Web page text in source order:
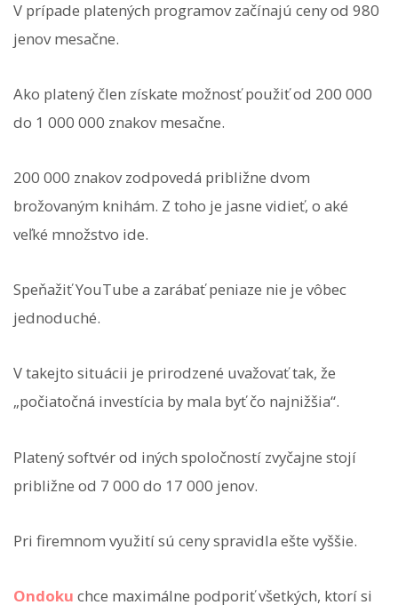
V prípade platených programov začínajú ceny od 980
jenov mesačne.
Ako platený člen získate možnosť použiť od 200 000
do 1 000 000 znakov mesačne.
200 000 znakov zodpovedá približne dvom
brožovaným knihám. Z toho je jasne vidieť, o aké
veľké množstvo ide.
Speňažiť YouTube a zarábať peniaze nie je vôbec
jednoduché.
V takejto situácii je prirodzené uvažovať tak, že
„počiatočná investícia by mala byť čo najnižšia“.
Platený softvér od iných spoločností zvyčajne stojí
približne od 7 000 do 17 000 jenov.
Pri firemnom využití sú ceny spravidla ešte vyššie.
Ondoku chce maximálne podporiť všetkých, ktorí si